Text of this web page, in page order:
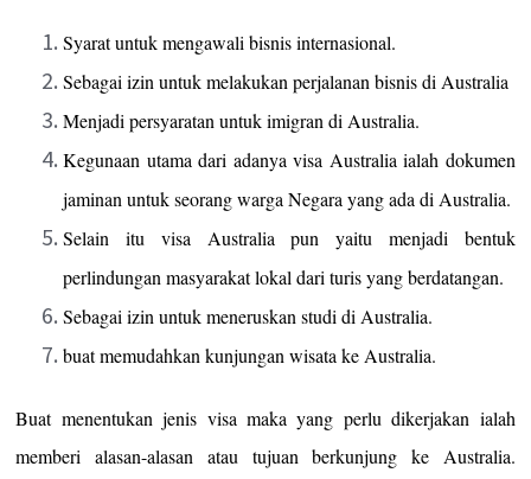
Syarat untuk mengawali bisnis internasional.
Sebagai izin untuk melakukan perjalanan bisnis di Australia
Menjadi persyaratan untuk imigran di Australia.
Kegunaan utama dari adanya visa Australia ialah dokumen
jaminan untuk seorang warga Negara yang ada di Australia.
Selain itu visa Australia pun yaitu menjadi bentuk
perlindungan masyarakat lokal dari turis yang berdatangan.
Sebagai izin untuk meneruskan studi di Australia.
buat memudahkan kunjungan wisata ke Australia.
Buat menentukan jenis visa maka yang perlu dikerjakan ialah
memberi alasan-alasan atau tujuan berkunjung ke Australia.